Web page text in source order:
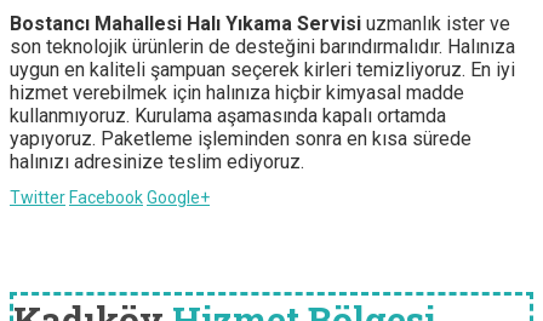
Bostancı Mahallesi Halı Yıkama Servisi uzmanlık ister ve
son teknolojik ürünlerin de desteğini barındırmalıdır. Halınıza
uygun en kaliteli şampuan seçerek kirleri temizliyoruz. En iyi
hizmet verebilmek için halınıza hiçbir kimyasal madde
kullanmıyoruz. Kurulama aşamasında kapalı ortamda
yapıyoruz. Paketleme işleminden sonra en kısa sürede
halınızı adresinize teslim ediyoruz.
Twitter FacebookGoogle+